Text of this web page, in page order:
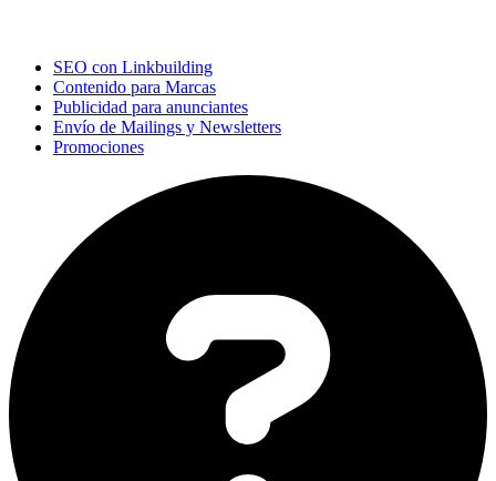
SEO con Linkbuilding
Contenido para Marcas
Publicidad para anunciantes
Envío de Mailings y Newsletters
Promociones